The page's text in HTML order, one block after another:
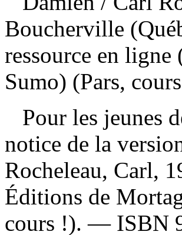
Boucherville
ressource en
Sumo) (Pars,
Pour les jeunes
notice de la
Rocheleau, Carl,
Éditions de
cours !). — ISBN